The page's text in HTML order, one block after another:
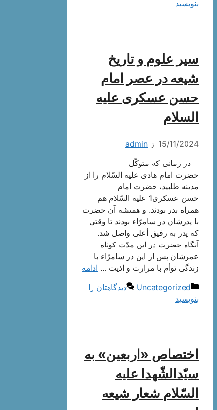
بنویسید
سیر علوم و تاریخ
شیعه در عصر امام
حسن عسكرى علیه
السلام
15/11/2024 از admin
در زمانى كه متوكّل
حضرت امام هادى علیه السّلام را از
مدینه طلبید، حضرت امام
حسن عسكرى1 علیه السّلام هم
همراه پدر بودند. و همیشه آن حضرت
با پدرشان در سامرّاء بودند تا وقتى
كه پدر به رفیق أعلى واصل شد.
آنگاه حضرت در این مدّت كوتاه
عمرشان پس از این در سامرّاء با
زندگى توأم با مرارت و اذیت … ادامه
دسته‌ها
Uncategorized
دیدگاهتان را
بنویسید
اختصاص «اربعین» به
سیّدالشّهدا علیه
السّلام شعار شیعه